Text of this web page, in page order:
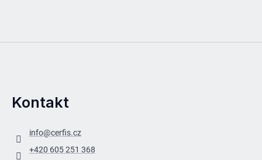
Kontakt
info@cerfis.cz
+420 605 251 368